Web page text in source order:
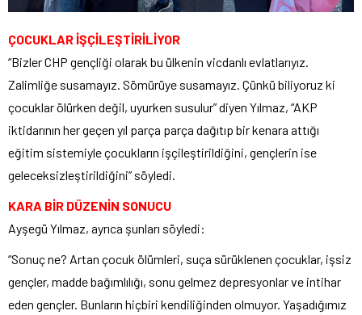
ÇOCUKLAR İŞÇİLEŞTİRİLİYOR
“Bizler CHP gençliği olarak bu ülkenin vicdanlı evlatlarıyız.
Zalimliğe susamayız. Sömürüye susamayız. Çünkü biliyoruz ki
çocuklar ölürken değil, uyurken susulur” diyen Yılmaz, “AKP
iktidarının her geçen yıl parça parça dağıtıp bir kenara attığı
eğitim sistemiyle çocukların işçileştirildiğini, gençlerin ise
geleceksizleştirildiğini” söyledi.
KARA BİR DÜZENİN SONUCU
Ayşegü Yılmaz, ayrıca şunları söyledi:
“Sonuç ne? Artan çocuk ölümleri, suça sürüklenen çocuklar, işsiz
gençler, madde bağımlılığı, sonu gelmez depresyonlar ve intihar
eden gençler. Bunların hiçbiri kendiliğinden olmuyor. Yaşadığımız